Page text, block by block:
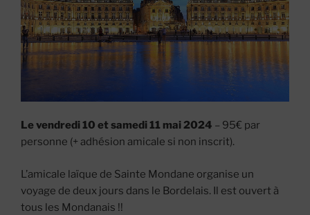
Le vendredi 10 et samedi 11 mai 2024 – 95€ par
personne (+ adhésion amicale si non inscrit).
L’amicale laïque de Sainte Mondane organise un
voyage de deux jours dans le Bordelais. Il est ouvert à
tous les Mondanais !!